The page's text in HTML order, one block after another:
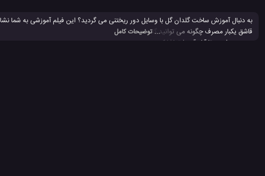
به دنبال آموزش ساخت گلدان گل با وسایل دور ریختنی می گردید؟ این فیلم آموزشی به شما
قاشق یکبار مصرف چگونه می توانید گلدان های گل زیبا بسازید که قابلیت استفاده به عنوان جامدادی روی میز
پس بهتر است تا آخر آن را تماشا کنید. این ایده عا می توانند کاردستی های عالی برای ارائه به
... توضیحات کامل